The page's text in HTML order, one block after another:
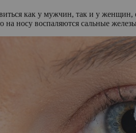
как у мужчин, так и у
на носу воспаляются сальные